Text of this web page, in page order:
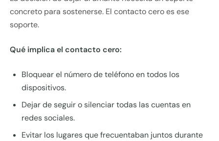
concreto para sostenerse. El contacto cero es ese
soporte.
Qué implica el contacto cero:
Bloquear el número de teléfono en todos los
dispositivos.
Dejar de seguir o silenciar todas las cuentas en
redes sociales.
Evitar los lugares que frecuentaban juntos durante